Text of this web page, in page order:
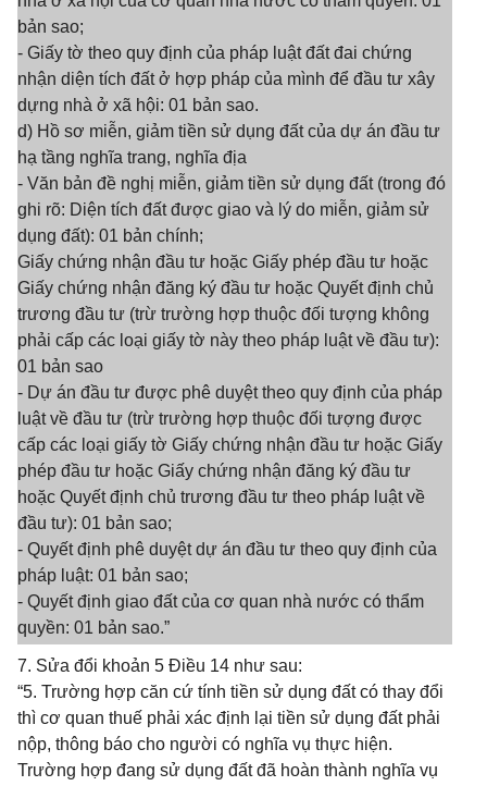
bản sao;
- Giấy tờ theo quy định của pháp luật đất đai chứng
nhận diện tích đất ở hợp pháp của mình để đầu tư xây
dựng nhà ở xã hội: 01 bản sao.
d) Hồ sơ miễn, giảm tiền sử dụng đất của dự án đầu tư
hạ tầng nghĩa trang, nghĩa địa
- Văn bản đề nghị miễn, giảm tiền sử dụng đất (trong đó
ghi rõ: Diện tích đất được giao và lý do miễn, giảm sử
dụng đất): 01 bản chính;
Giấy chứng nhận đầu tư hoặc Giấy phép đầu tư hoặc
Giấy chứng nhận đăng ký đầu tư hoặc Quyết định chủ
trương đầu tư (trừ trường hợp thuộc đối tượng không
phải cấp các loại giấy tờ này theo pháp luật về đầu tư):
01 bản sao
- Dự án đầu tư được phê duyệt theo quy định của pháp
luật về đầu tư (trừ trường hợp thuộc đối tượng được
cấp các loại giấy tờ Giấy chứng nhận đầu tư hoặc Giấy
phép đầu tư hoặc Giấy chứng nhận đăng ký đầu tư
hoặc Quyết định chủ trương đầu tư theo pháp luật về
đầu tư): 01 bản sao;
- Quyết định phê duyệt dự án đầu tư theo quy định của
pháp luật: 01 bản sao;
- Quyết định giao đất của cơ quan nhà nước có thẩm
quyền: 01 bản sao.”
7. Sửa đổi khoản 5 Điều 14 như sau:
“5. Trường hợp căn cứ tính tiền sử dụng đất có thay đổi
thì cơ quan thuế phải xác định lại tiền sử dụng đất phải
nộp, thông báo cho người có nghĩa vụ thực hiện.
Trường hợp đang sử dụng đất đã hoàn thành nghĩa vụ